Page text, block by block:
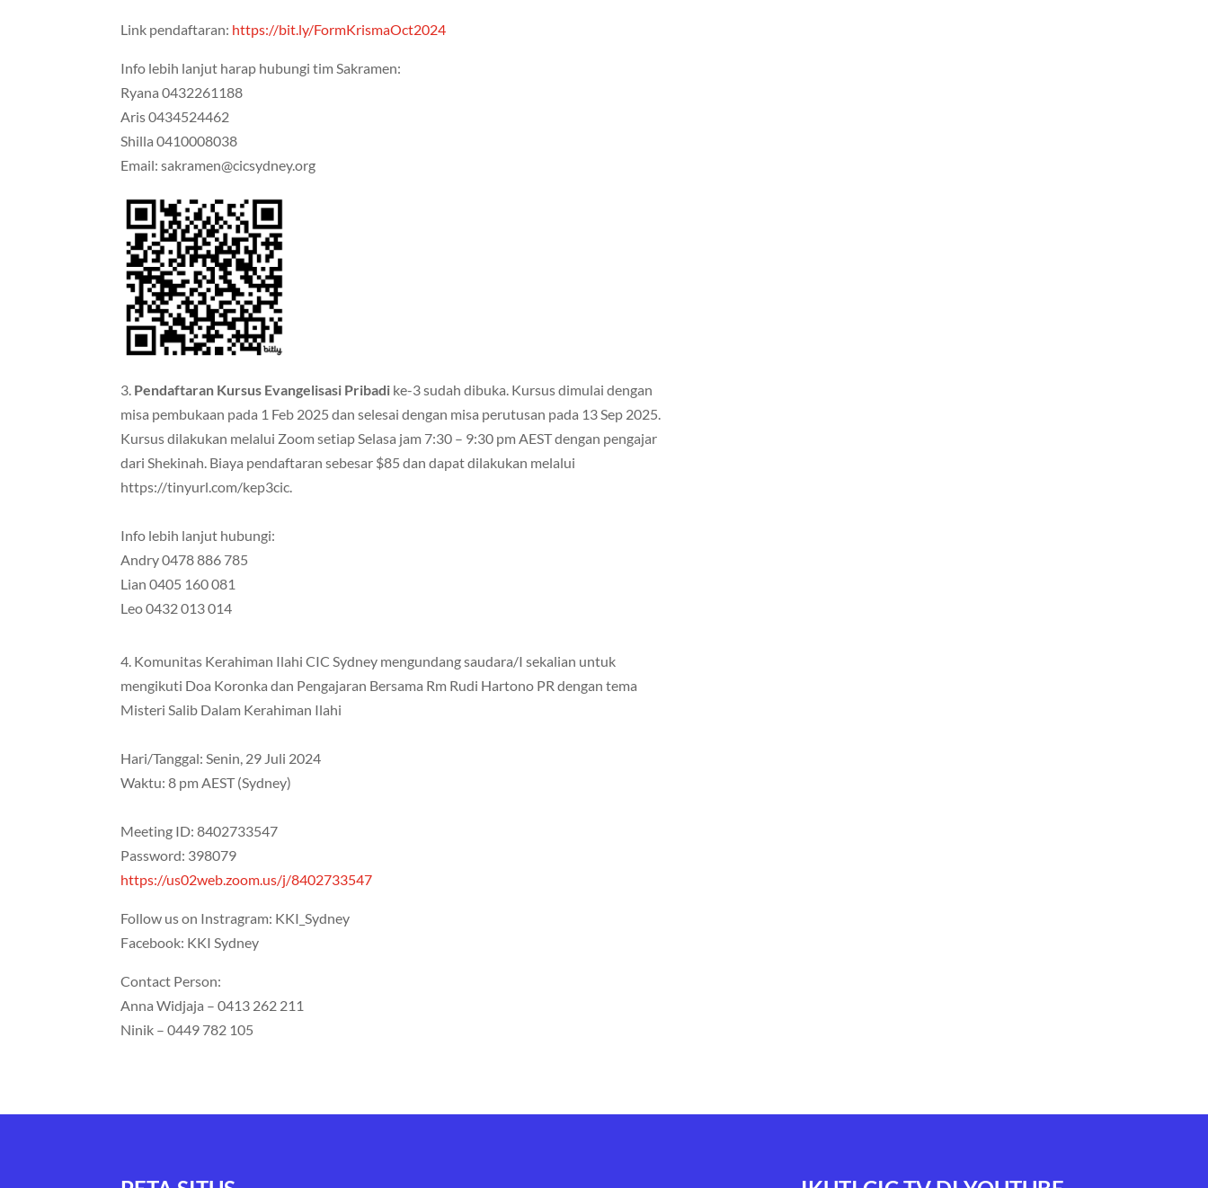
Link pendaftaran: https://bit.ly/FormKrismaOct2024
Info lebih lanjut harap hubungi tim Sakramen:
Ryana 0432261188
Aris 0434524462
Shilla 0410008038
Email: sakramen@cicsydney.org
3. Pendaftaran Kursus Evangelisasi Pribadi ke-3 sudah dibuka. Kursus dimulai dengan
misa pembukaan pada 1 Feb 2025 dan selesai dengan misa perutusan pada 13 Sep 2025.
Kursus dilakukan melalui Zoom setiap Selasa jam 7:30 – 9:30 pm AEST dengan pengajar
dari Shekinah. Biaya pendaftaran sebesar $85 dan dapat dilakukan melalui
https://tinyurl.com/kep3cic.
Info lebih lanjut hubungi:
Andry 0478 886 785
Lian 0405 160 081
Leo 0432 013 014
4. Komunitas Kerahiman Ilahi CIC Sydney mengundang saudara/I sekalian untuk
mengikuti Doa Koronka dan Pengajaran Bersama Rm Rudi Hartono PR dengan tema
Misteri Salib Dalam Kerahiman Ilahi
Hari/Tanggal: Senin, 29 Juli 2024
Waktu: 8 pm AEST (Sydney)
Meeting ID: 8402733547
Password: 398079
https://us02web.zoom.us/j/8402733547
Follow us on Instragram: KKI_Sydney
Facebook: KKI Sydney
Contact Person:
Anna Widjaja – 0413 262 211
Ninik – 0449 782 105